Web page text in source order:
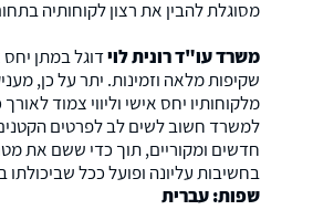
מסוגלת להבין את רצון לקוחותיה
משרד עו"ד רונית לוידוגל במתן
שקיפות מלאה וזמינות. יתר על כן,
מלקוחותיו יחס אישי וליווי צמוד
למשרד חשוב לשים לב לפרטים
חדשים ומקוריים, תוך כדי ששם את
בחשיבות עליונה ופועל ככל
שפות: עברית